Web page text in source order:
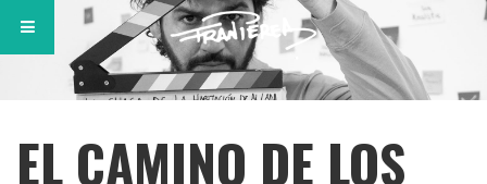
EL CAMINO DE LOS